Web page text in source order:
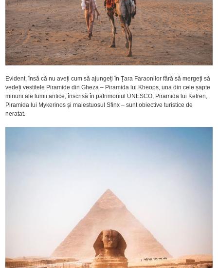
Evident, însă că nu aveți cum să ajungeți în Țara Faraonilor fără să mergeți să
vedeți vestitele Piramide din Gheza – Piramida lui Kheops, una din cele șapte
minuni ale lumii antice, înscrisă în patrimoniul UNESCO, Piramida lui Kefren,
Piramida lui Mykerinos și maiestuosul Sfinx – sunt obiective turistice de
neratat.